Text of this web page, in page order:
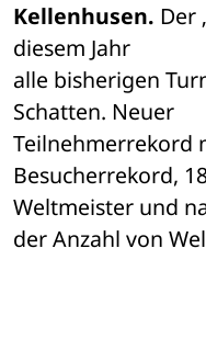
Kellenhusen. Der
diesem Jahr
alle bisherigen
Schatten. Neuer
Teilnehmerrekord
Besucherrekord,
Weltmeister und
der Anzahl von